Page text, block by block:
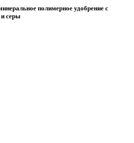
полимерное удобрение с
серы